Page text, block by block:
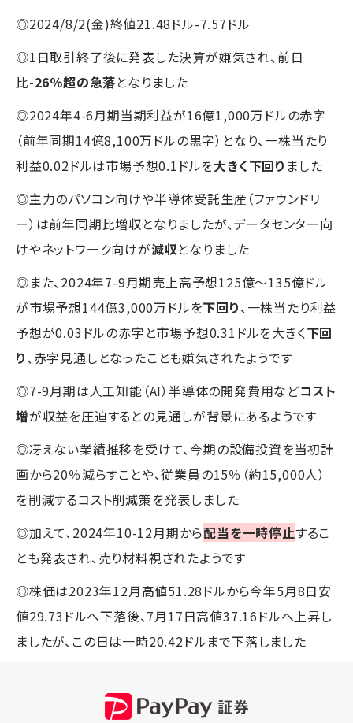
◎2024/8/2(金)終値21.48ドル-7.57ドル
◎1日取引終了後に発表した決算が嫌気され、前日
比-26％超の急落となりました
◎2024年4-6月期当期利益が16億1,000万ドルの赤字
（前年同期14億8,100万ドルの黒字）となり、一株当たり
利益0.02ドルは市場予想0.1ドルを大きく下回り ました
◎主力のパソコン向けや半導体受託生産（ファウンドリ
ー）は前年同期比増収となりましたが、データセンター向
けやネットワーク向けが減収となりました
◎また、2024年7-9月期売上高予想125億～135億ドル
が市場予想144億3,000万ドルを下回り、一株当たり利益
予想が0.03ドルの赤字と市場予想0.31ドルを大きく下回
り、赤字見通しとなったことも嫌気されたようです
◎7-9月期は人工知能（AI）半導体の開発費用などコスト
増が収益を圧迫するとの見通しが背景にあるようです
◎冴えない業績推移を受けて、今期の設備投資を当初計
画から20％減らすことや、従業員の15％（約15,000人）
を削減するコスト削減策を発表しました
◎加えて、2024年10-12月期から配当を一時停止するこ
とも発表され、売り材料視されたようです
◎株価は2023年12月高値51.28ドルから今年5月8日安
値29.73ドルへ下落後、7月17日高値37.16ドルへ上昇し
ましたが、この日は一時20.42ドルまで下落しました